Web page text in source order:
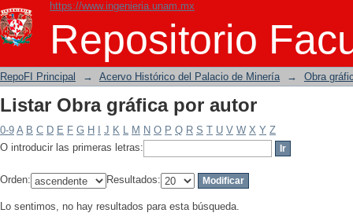
https://www.ingenieria.unam.mx
Repositorio
Listar Obra gráfica por autor
RepoFI Principal → Acervo Histórico del Palacio de Minería → Obra
Listar Obra gráfica por autor
0-9 A B C D E F G H J K L M N O P Q R S T U V W X Y Z
O introducir las primeras letras:
Orden: Resultados:
Lo sentimos, no hay resultados para esta búsqueda.